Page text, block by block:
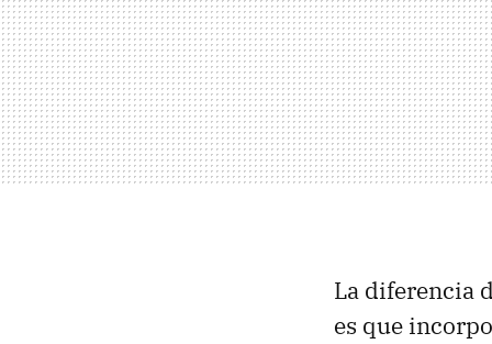
La diferencia
es que